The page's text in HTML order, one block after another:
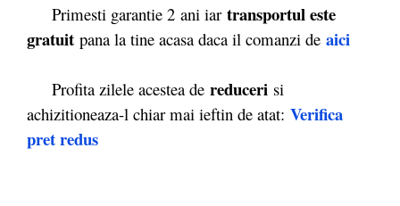
Primesti garantie 2 ani iar transportul este
gratuit pana la tine acasa daca il comanzi de aici
Profita zilele acestea de reduceri si
achizitioneaza-l chiar mai ieftin de atat: Verifica
pret redus